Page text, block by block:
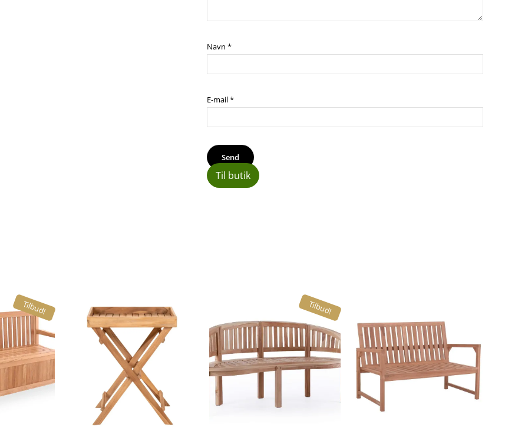
Navn*
E-mail*
Til butik
Tilbud! Tilbud!